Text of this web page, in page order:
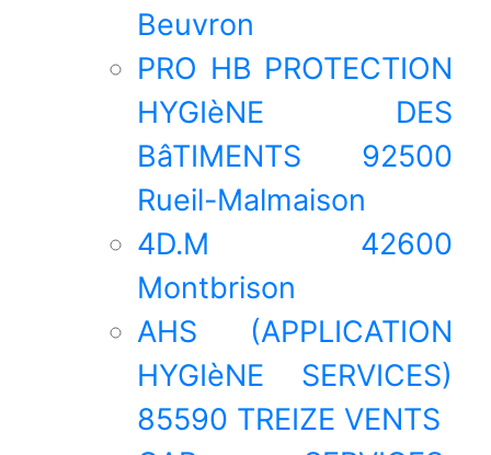
Beuvron
PRO HB PROTECTION
HYGIèNE DES
BâTIMENTS 92500
Rueil-Malmaison
4D.M 42600
Montbrison
AHS (APPLICATION
HYGIèNE SERVICES)
85590 TREIZE VENTS